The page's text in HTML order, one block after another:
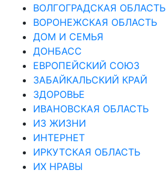
ВОЛГОГРАДСКАЯ ОБЛАСТЬ
ВОРОНЕЖСКАЯ ОБЛАСТЬ
ДОМ И СЕМЬЯ
ДОНБАСС
ЕВРОПЕЙСКИЙ СОЮЗ
ЗАБАЙКАЛЬСКИЙ КРАЙ
ЗДОРОВЬЕ
ИВАНОВСКАЯ ОБЛАСТЬ
ИЗ ЖИЗНИ
ИНТЕРНЕТ
ИРКУТСКАЯ ОБЛАСТЬ
ИХ НРАВЫ